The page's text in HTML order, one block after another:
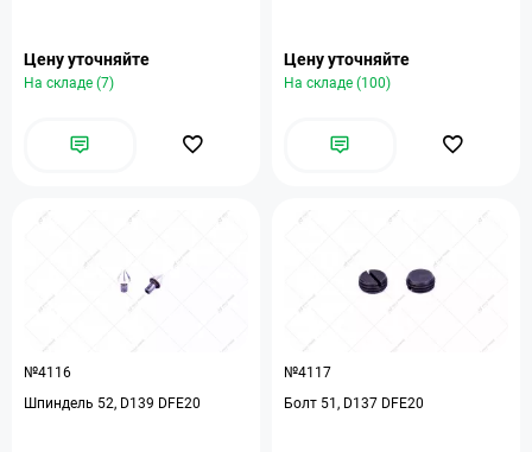
Цену уточняйте
На складе (7)
Цену уточняйте
На складе (100)
№4116
Шпиндель 52, D139 DFE20
№4117
Болт 51, D137 DFE20